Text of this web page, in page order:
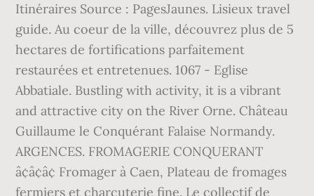
Itinéraires Source : PagesJaunes. Lisieux travel
guide. Au coeur de la ville, découvrez plus de 5
hectares de fortifications parfaitement
restaurées et entretenues. 1067 - Eglise
Abbatiale. Bustling with activity, it is a vibrant
and attractive city on the River Orne. Château
Guillaume le Conquérant Falaise Normandy.
ARGENCES. FROMAGERIE CONQUERANT
â¢â¢â¢ Fromager à Caen, Plateau de fromages
fermiers et charcuterie fine. Le collectif de